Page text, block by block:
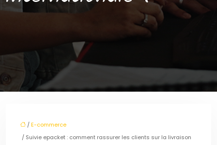
/E-commerce
/ Suivie epacket : comment rassurer les clients sur la livraison